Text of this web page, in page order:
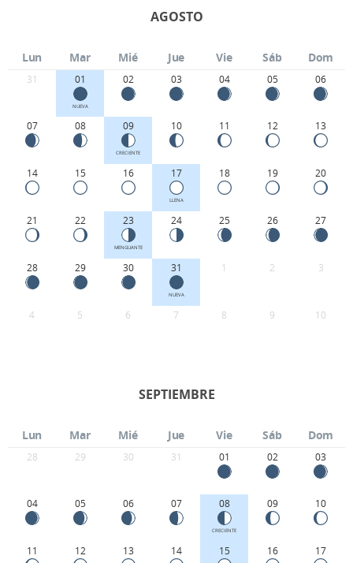
AGOSTO
Lun Mar Mié Jue Vie Sáb Dom
31 01
NUEVA
02 03 04 05 06
07 08 09
CRECIENTE
10 11 12 13
14 15 16 17
LLENA
18 19 20
21 22 23
MENGUANTE
24 25 26 27
28 29 30 31
NUEVA
1 2 3
4 5 6 7 8 9 10
SEPTIEMBRE
Lun Mar Mié Jue Vie Sáb Dom
28 29 30 31 01 02 03
04 05 06 07 08
CRECIENTE
09 10
11 12 13 14 15 16 17